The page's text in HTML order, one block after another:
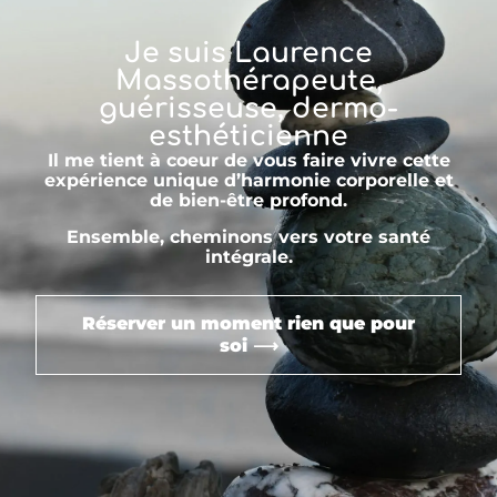
Je suis Laurence
Massothérapeute,
guérisseuse, dermo-
esthéticienne
Il me tient à coeur de vous faire vivre cette
expérience unique d’harmonie corporelle et
de bien-être profond.
Ensemble, cheminons vers votre santé
intégrale.
Réserver un moment rien que pour
soi ⟶